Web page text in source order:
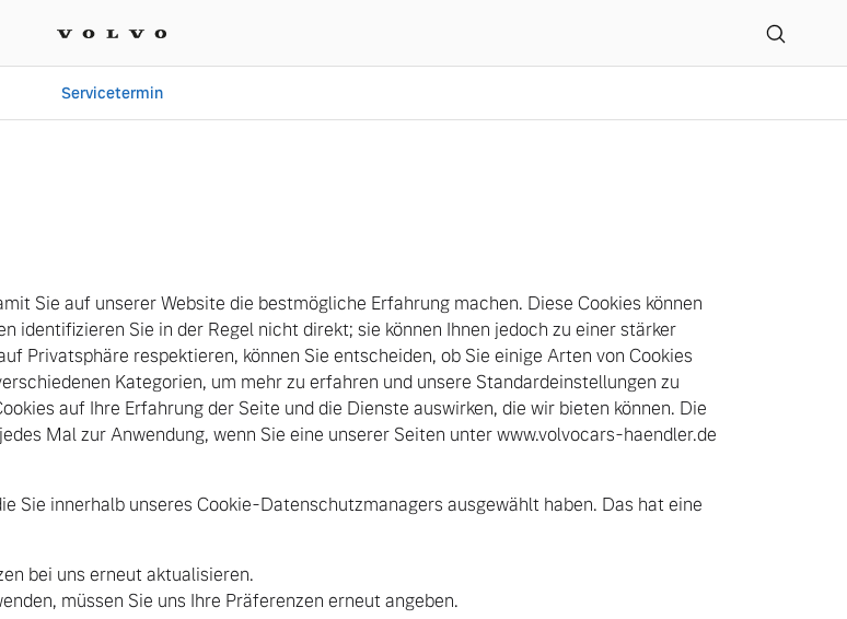
Servicetermin
Sie auf unserer Website die bestmögliche Erfahrung machen. Diese Cookies können
identifizieren Sie in der Regel nicht direkt; sie können Ihnen jedoch zu einer stärker
Privatsphäre respektieren, können Sie entscheiden, ob Sie einige Arten von Cookies
Kategorien, um mehr zu erfahren und unsere Standardeinstellungen zu
auf Ihre Erfahrung der Seite und die Dienste auswirken, die wir bieten können. Die
Mal zur Anwendung, wenn Sie eine unserer Seiten unter www.volvocars-haendler.de
Sie innerhalb unseres Cookie-Datenschutzmanagers ausgewählt haben. Das hat eine
bei uns erneut aktualisieren.
müssen Sie uns Ihre Präferenzen erneut angeben.